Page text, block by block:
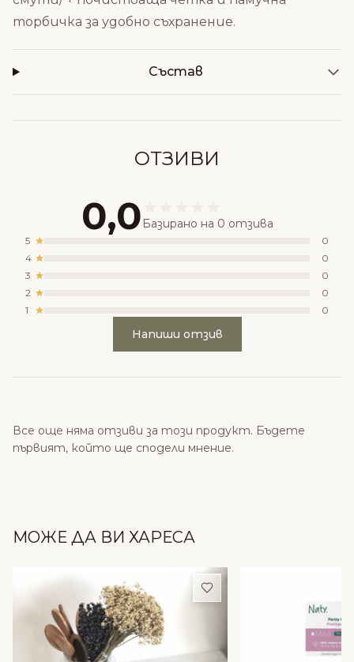
торбичка за удобно съхранение.
Състав
ОТЗИВИ
0,0 Базирано на 0 отзива
5
0
4
0
3
0
2
0
1
0
Напиши отзив
Все още няма отзиви за този продукт. Бъдете
първият, който ще сподели мнение.
МОЖЕ ДА ВИ ХАРЕСА
Добави в любими